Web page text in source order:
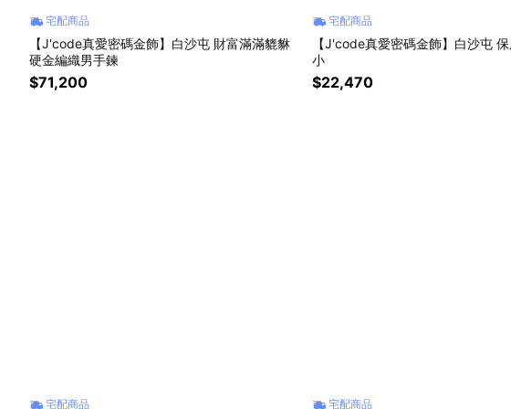
宅配商品
【J'code真愛密碼金飾】白沙屯 財富滿滿貔貅
硬金編織男手鍊
$71,200
宅配商品
【J'code真愛密碼金飾】白沙屯
小
$22,470
宅配商品 宅配商品